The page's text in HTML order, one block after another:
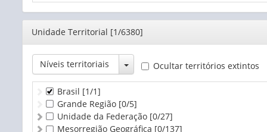
Editor
Unidade Territorial [1/6380]
Níveis territoriais Toggle Dropdown
Ocultar territórios extintos
Brasil [1/1]
Grande Região [0/5]
Unidade da Federação [0/27]
Mesorregião Geográfica [0/137]